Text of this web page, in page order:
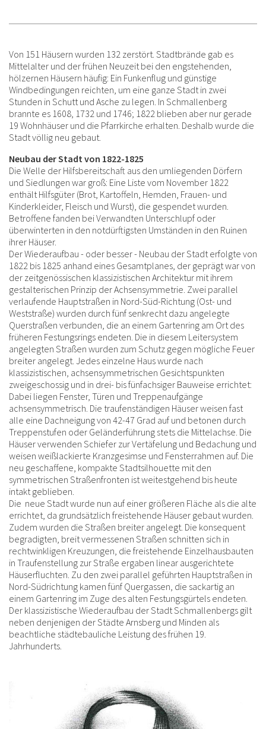
Von 151 Häusern wurden 132 zerstört. Stadtbrände gab es
Mittelalter und der frühen Neuzeit bei den engstehenden,
hölzernen Häusern häufig: Ein Funkenflug und günstige
Windbedingungen reichten, um eine ganze Stadt in zwei
Stunden in Schutt und Asche zu legen. In Schmallenberg
brannte es 1608, 1732 und 1746; 1822 blieben aber nur gerade
19 Wohnhäuser und die Pfarrkirche erhalten. Deshalb wurde die
Stadt völlig neu gebaut.
Neubau der Stadt von 1822-1825
Die Welle der Hilfsbereitschaft aus den umliegenden Dörfern
und Siedlungen war groß: Eine Liste vom November 1822
enthält Hilfsgüter (Brot, Kartoffeln, Hemden, Frauen- und
Kinderkleider, Fleisch und Wurst), die gespendet wurden.
Betroffene fanden bei Verwandten Unterschlupf oder
überwinterten in den notdürftigsten Umständen in den Ruinen
ihrer Häuser.
Der Wiederaufbau - oder besser - Neubau der Stadt erfolgte von
1822 bis 1825 anhand eines Gesamtplanes, der geprägt war von
der zeitgenössischen klassizistischen Architektur mit ihrem
gestalterischen Prinzip der Achsensymmetrie. Zwei parallel
verlaufende Hauptstraßen in Nord-Süd-Richtung (Ost- und
Weststraße) wurden durch fünf senkrecht dazu angelegte
Querstraßen verbunden, die an einem Gartenring am Ort des
früheren Festungsrings endeten. Die in diesem Leitersystem
angelegten Straßen wurden zum Schutz gegen mögliche Feuer
breiter angelegt. Jedes einzelne Haus wurde nach
klassizistischen, achsensymmetrischen Gesichtspunkten
zweigeschossig und in drei- bis fünfachsiger Bauweise errichtet:
Dabei liegen Fenster, Türen und Treppenaufgänge
achsensymmetrisch. Die traufenständigen Häuser weisen fast
alle eine Dachneigung von 42-47 Grad auf und betonen durch
Treppenstufen oder Geländerführung stets die Mittelachse. Die
Häuser verwenden Schiefer zur Vertäfelung und Bedachung und
weisen weißlackierte Kranzgesimse und Fensterrahmen auf. Die
neu geschaffene, kompakte Stadtsilhouette mit den
symmetrischen Straßenfronten ist weitestgehend bis heute
intakt geblieben.
Die neue Stadt wurde nun auf einer größeren Fläche als die alte
errichtet, da grundsätzlich freistehende Häuser gebaut wurden.
Zudem wurden die Straßen breiter angelegt. Die konsequent
begradigten, breit vermessenen Straßen schnitten sich in
rechtwinkligen Kreuzungen, die freistehende Einzelhausbauten
in Traufenstellung zur Straße ergaben linear ausgerichtete
Häuserfluchten. Zu den zwei parallel geführten Hauptstraßen in
Nord-Südrichtung kamen fünf Quergassen, die sackartig an
einem Gartenring im Zuge des alten Festungsgürtels endeten.
Der klassizistische Wiederaufbau der Stadt Schmallenbergs gilt
neben denjenigen der Städte Arnsberg und Minden als
beachtliche städtebauliche Leistung des frühen 19.
Jahrhunderts.